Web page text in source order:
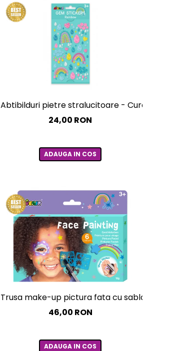
Abtibilduri pietre stralucitoare - Curcubee
24,00 RON
ADAUGA IN COS
Trusa make-up pictura fata cu sabloane
46,00 RON
ADAUGA IN COS